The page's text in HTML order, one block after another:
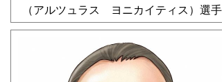
（アルツュラス ヨニカイティス）選手